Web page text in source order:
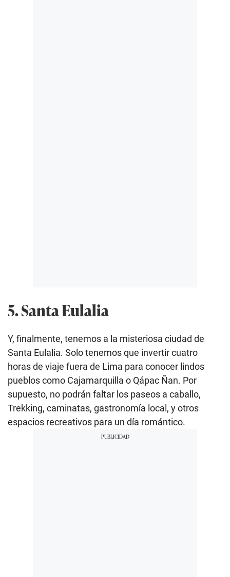
5. Santa Eulalia
Y, finalmente, tenemos a la misteriosa ciudad de
Santa Eulalia. Solo tenemos que invertir cuatro
horas de viaje fuera de Lima para conocer lindos
pueblos como Cajamarquilla o Qápac Ñan. Por
supuesto, no podrán faltar los paseos a caballo,
Trekking, caminatas, gastronomía local, y otros
espacios recreativos para un día romántico.